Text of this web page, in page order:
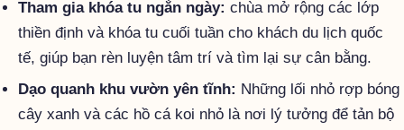
Tham gia khóa tu ngắn ngày: chùa mở rộng các lớp
thiền định và khóa tu cuối tuần cho khách du lịch quốc
tế, giúp bạn rèn luyện tâm trí và tìm lại sự cân bằng.
Dạo quanh khu vườn yên tĩnh: Những lối nhỏ rợp bóng
cây xanh và các hồ cá koi nhỏ là nơi lý tưởng để tản bộ